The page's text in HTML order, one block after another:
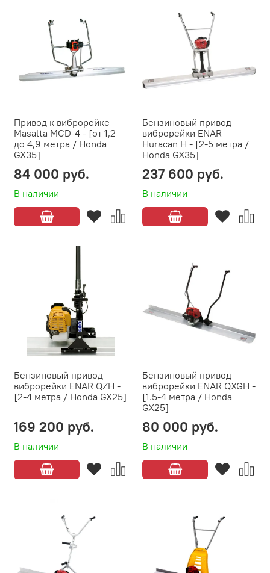
Привод к виброрейке
Masalta MCD-4 - [от 1,2
до 4,9 метра / Honda
GX35]
В наличии
84 000 руб.
Бензиновый привод
виброрейки ENAR
Huracan Н - [2-5 метра /
Honda GX35]
В наличии
237 600 руб.
Бензиновый привод
виброрейки ENAR QZH -
[2-4 метра / Honda GX25]
В наличии
169 200 руб.
Бензиновый привод
виброрейки ENAR QXGH -
[1.5-4 метра / Honda
GX25]
В наличии
80 000 руб.